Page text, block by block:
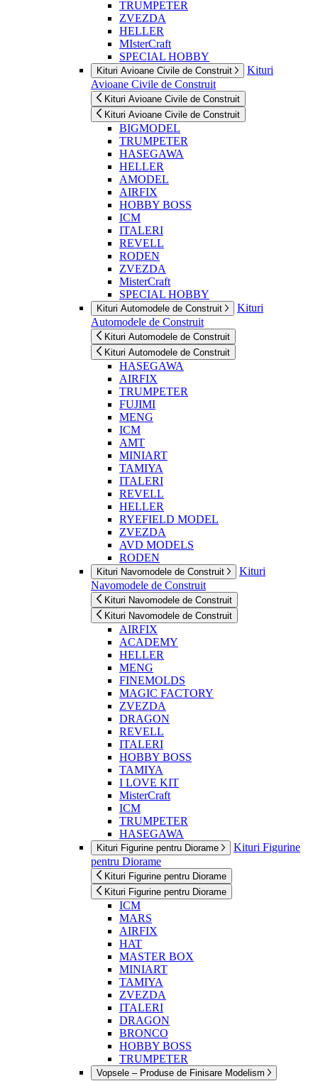
TRUMPETER
ZVEZDA
HELLER
MIsterCraft
SPECIAL HOBBY
Kituri Avioane Civile de Construit
Kituri
Avioane Civile de Construit
Kituri Avioane Civile de Construit
Kituri Avioane Civile de Construit
BIGMODEL
TRUMPETER
HASEGAWA
HELLER
AMODEL
AIRFIX
HOBBY BOSS
ICM
ITALERI
REVELL
RODEN
ZVEZDA
MisterCraft
SPECIAL HOBBY
Kituri Automodele de Construit
Kituri
Automodele de Construit
Kituri Automodele de Construit
Kituri Automodele de Construit
HASEGAWA
AIRFIX
TRUMPETER
FUJIMI
MENG
ICM
AMT
MINIART
TAMIYA
ITALERI
REVELL
HELLER
RYEFIELD MODEL
ZVEZDA
AVD MODELS
RODEN
Kituri Navomodele de Construit
Kituri
Navomodele de Construit
Kituri Navomodele de Construit
Kituri Navomodele de Construit
AIRFIX
ACADEMY
HELLER
MENG
FINEMOLDS
MAGIC FACTORY
ZVEZDA
DRAGON
REVELL
ITALERI
HOBBY BOSS
TAMIYA
I LOVE KIT
MisterCraft
ICM
TRUMPETER
HASEGAWA
Kituri Figurine pentru Diorame
Kituri Figurine
pentru Diorame
Kituri Figurine pentru Diorame
Kituri Figurine pentru Diorame
ICM
MARS
AIRFIX
HAT
MASTER BOX
MINIART
TAMIYA
ZVEZDA
ITALERI
DRAGON
BRONCO
HOBBY BOSS
TRUMPETER
Vopsele – Produse de Finisare Modelism